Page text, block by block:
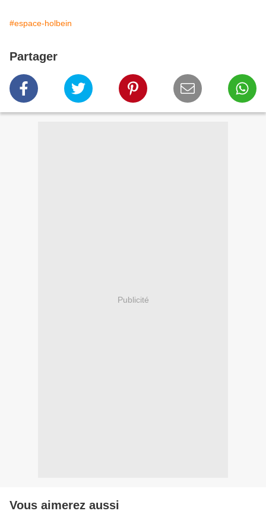
#espace-holbein
Partager
Publicité
Vous aimerez aussi